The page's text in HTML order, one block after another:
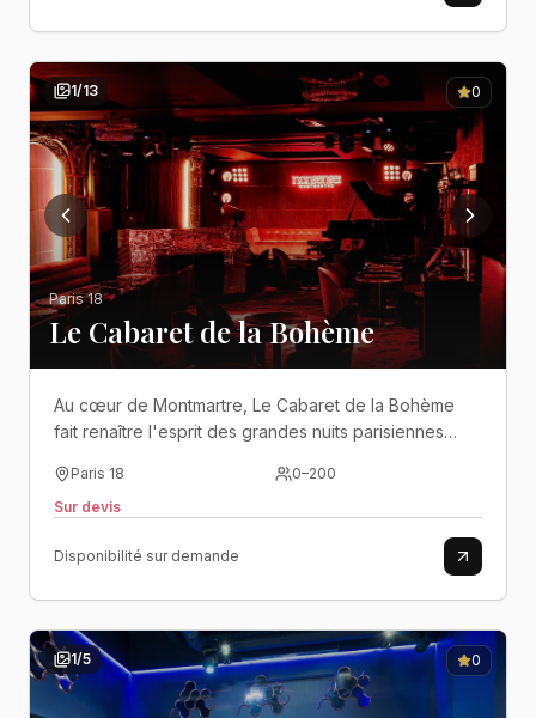
1/13 0
Paris 18
Le Cabaret de la Bohème
Au cœur de Montmartre, Le Cabaret de la Bohème
fait renaître l'esprit des grandes nuits parisiennes
convivialité se mêlent avec raffinement..
Paris 18 0–200
Sur devis
Disponibilité sur demande
1/5 0